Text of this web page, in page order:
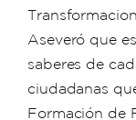
Aseveró que
saberes de
ciudadanas
Formación de